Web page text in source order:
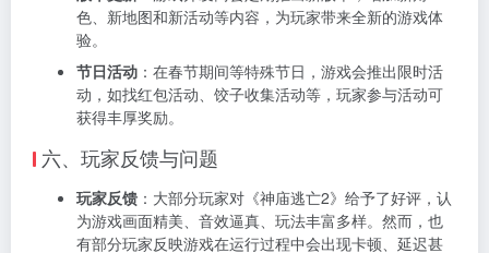
色、新地图和新活动等内容，为玩家带来全新的游戏体
验。
节日活动 ：在春节期间等特殊节日，游戏会推出限时活
动，如找红包活动、饺子收集活动等，玩家参与活动可
获得丰厚奖励。
六、玩家反馈与问题
玩家反馈 ：大部分玩家对《神庙逃亡2》给予了好评，认
为游戏画面精美、音效逼真、玩法丰富多样。然而，也
有部分玩家反映游戏在运行过程中会出现卡顿、延迟甚